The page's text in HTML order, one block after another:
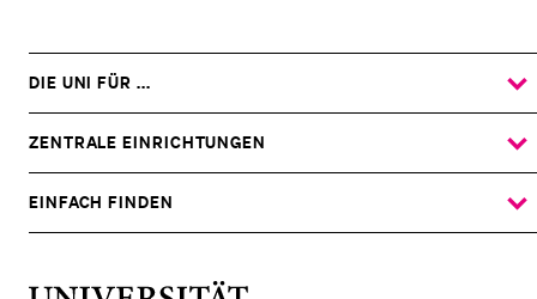
DIE UNI FÜR ...
DAS
UNTERMENÜ
ZENTRALE EINRICHTUNGEN
DAS
UNTERMENÜ
EINFACH FINDEN
DAS